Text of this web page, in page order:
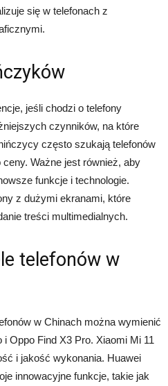
się w telefonach z
jeśli chodzi o telefony
czynników, na które
często szukają telefonów
Ważne jest również, aby
funkcje i technologie.
z dużymi ekranami, które
treści multimedialnych.
telefonów w
w Chinach można wymienić
Oppo Find X3 Pro. Xiaomi Mi 11
i jakość wykonania. Huawei
innowacyjne funkcje, takie jak